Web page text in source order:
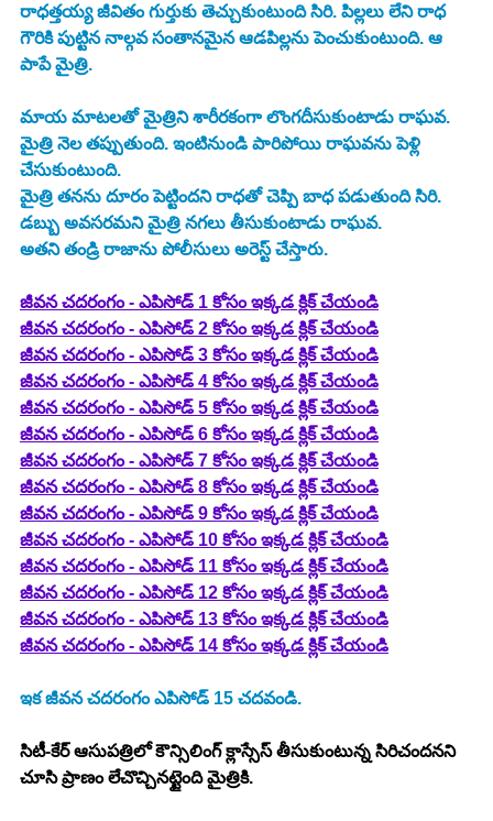
రాధత్తయ్య జీవితం గుర్తుకు తెచ్చుకుంటుంది సిరి. పిల్లలు లేని రాధ
గౌరికి పుట్టిన నాల్గవ సంతానమైన ఆడపిల్లను పెంచుకుంటుంది. ఆ
పాపే మైత్రి.
మాయ మాటలతో మైత్రిని శారీరకంగా లొంగదీసుకుంటాడు రాఘవ.
మైత్రి నెల తప్పుతుంది. ఇంటినుండి పారిపోయి రాఘవను పెళ్లి
చేసుకుంటుంది.
మైత్రి తనను దూరం పెట్టిందని రాధతో చెప్పి బాధ పడుతుంది సిరి.
డబ్బు అవసరమని మైత్రి నగలు తీసుకుంటాడు రాఘవ.
అతని తండ్రి రాజాను పోలీసులు అరెస్ట్ చేస్తారు.
జీవన చదరంగం - ఎపిసోడ్ 1 కోసం ఇక్కడ క్లిక్ చేయండి
జీవన చదరంగం - ఎపిసోడ్ 2 కోసం ఇక్కడ క్లిక్ చేయండి
జీవన చదరంగం - ఎపిసోడ్ 3 కోసం ఇక్కడ క్లిక్ చేయండి
జీవన చదరంగం - ఎపిసోడ్ 4 కోసం ఇక్కడ క్లిక్ చేయండి
జీవన చదరంగం - ఎపిసోడ్ 5 కోసం ఇక్కడ క్లిక్ చేయండి
జీవన చదరంగం - ఎపిసోడ్ 6 కోసం ఇక్కడ క్లిక్ చేయండి
జీవన చదరంగం - ఎపిసోడ్ 7 కోసం ఇక్కడ క్లిక్ చేయండి
జీవన చదరంగం - ఎపిసోడ్ 8 కోసం ఇక్కడ క్లిక్ చేయండి
జీవన చదరంగం - ఎపిసోడ్ 9 కోసం ఇక్కడ క్లిక్ చేయండి
జీవన చదరంగం - ఎపిసోడ్ 10 కోసం ఇక్కడ క్లిక్ చేయండి
జీవన చదరంగం - ఎపిసోడ్ 11 కోసం ఇక్కడ క్లిక్ చేయండి
జీవన చదరంగం - ఎపిసోడ్ 12 కోసం ఇక్కడ క్లిక్ చేయండి
జీవన చదరంగం - ఎపిసోడ్ 13 కోసం ఇక్కడ క్లిక్ చేయండి
జీవన చదరంగం - ఎపిసోడ్ 14 కోసం ఇక్కడ క్లిక్ చేయండి
ఇక జీవన చదరంగం ఎపిసోడ్ 15 చదవండి.
సిటీ-కేర్ ఆసుపత్రిలో కౌన్సిలింగ్ క్లాస్సేస్ తీసుకుంటున్న సిరిచందనని
చూసి ప్రాణం లేచొచ్చినట్టైంది మైత్రికి.